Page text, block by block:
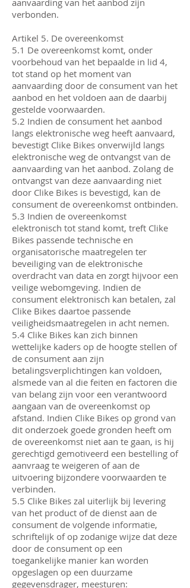
aanvaarding van het aanbod zijn
verbonden.
Artikel 5. De overeenkomst
5.1 De overeenkomst komt, onder
voorbehoud van het bepaalde in lid 4,
tot stand op het moment van
aanvaarding door de consument van het
aanbod en het voldoen aan de daarbij
gestelde voorwaarden.
5.2 Indien de consument het aanbod
langs elektronische weg heeft aanvaard,
bevestigt Clike Bikes onverwijld langs
elektronische weg de ontvangst van de
aanvaarding van het aanbod. Zolang de
ontvangst van deze aanvaarding niet
door Clike Bikes is bevestigd, kan de
consument de overeenkomst ontbinden.
5.3 Indien de overeenkomst
elektronisch tot stand komt, treft Clike
Bikes passende technische en
organisatorische maatregelen ter
beveiliging van de elektronische
overdracht van data en zorgt hijvoor een
veilige webomgeving. Indien de
consument elektronisch kan betalen, zal
Clike Bikes daartoe passende
veiligheidsmaatregelen in acht nemen.
5.4 Clike Bikes kan zich binnen
wettelijke kaders op de hoogte stellen of
de consument aan zijn
betalingsverplichtingen kan voldoen,
alsmede van al die feiten en factoren die
van belang zijn voor een verantwoord
aangaan van de overeenkomst op
afstand. Indien Clike Bikes op grond van
dit onderzoek goede gronden heeft om
de overeenkomst niet aan te gaan, is hij
gerechtigd gemotiveerd een bestelling of
aanvraag te weigeren of aan de
uitvoering bijzondere voorwaarden te
verbinden.
5.5 Clike Bikes zal uiterlijk bij levering
van het product of de dienst aan de
consument de volgende informatie,
schriftelijk of op zodanige wijze dat deze
door de consument op een
toegankelijke manier kan worden
opgeslagen op een duurzame
gegevensdrager, meesturen: